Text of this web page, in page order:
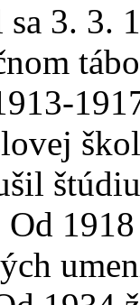
3. 3.